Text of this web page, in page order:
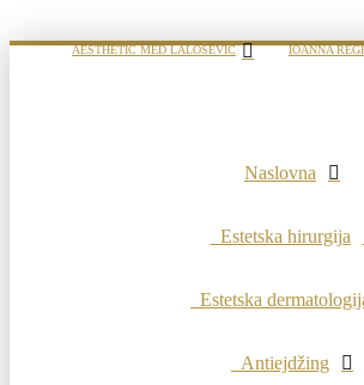
AESTHETIC MED LALOŠEVIĆ IOANNA
Naslovna
Estetska hirurgija
Estetska
Antiejdžing